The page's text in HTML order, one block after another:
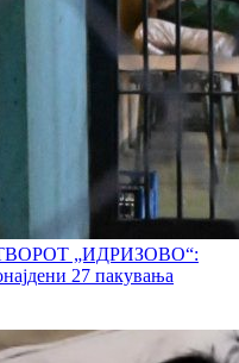
„ИДРИЗОВО“:
27 пакувања